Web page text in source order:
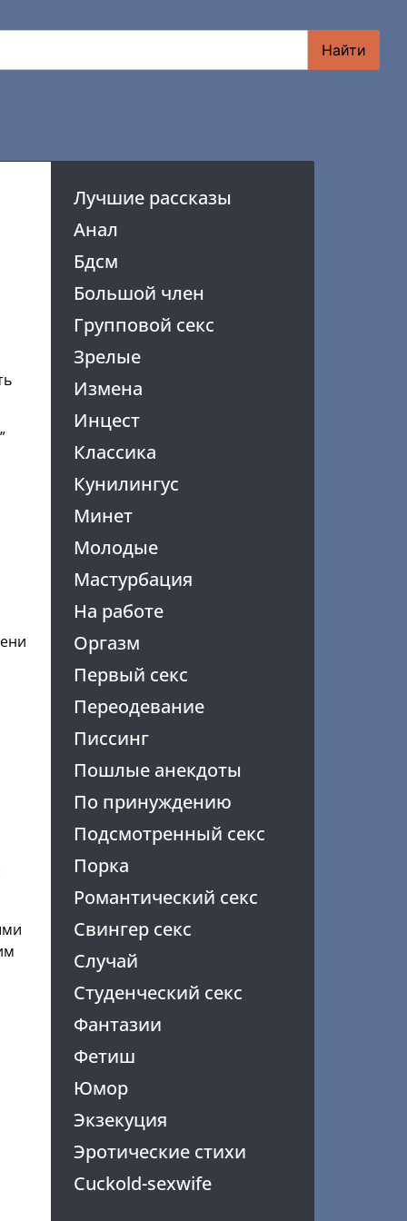
Найти
Лучшие рассказы
Анал
Бдсм
Большой член
Групповой секс
Зрелые
Измена
Инцест
Классика
Кунилингус
Минет
Молодые
Мастурбация
На работе
Оргазм
Первый секс
Переодевание
Писсинг
Пошлые анекдоты
По принуждению
Подсмотренный секс
Порка
Романтический секс
Свингер секс
Случай
Студенческий секс
Фантазии
Фетиш
Юмор
Экзекуция
Эротические стихи
Cuckold-sexwife